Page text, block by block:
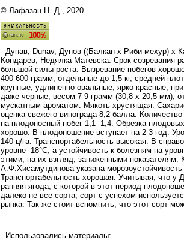
© Лафазан Н. Д., 2020.
Дунав, Dunav, Дунов ((Балкан х Риби мехур) х
Кондарев, Недялка Матевска. Срок созревания
большой силы роста. Вызревание побегов
400-600 грамм, отдельные до 1,5 кг, средней
крупные, удлиненно-овальные, ярко-красные,
даже черные, весом 7-9 грамм (30,8 x 20,5 мм),
мускатным ароматом. Мякоть хрустящая.
оценка свежего винограда 8,2 балла.
на плодоносный побег 1,1- 1,4. Обрезка
хорошо. В плодоношение вступает на 2-3 год.
140 ц/га. Транспортабельность высокая. В
уровне -18°С, а устойчивость к болезням на
этими, на их взгляд, заниженными показателям.
А.Ф.Хисамутдинова указана
Транспортабельность хорошая. Учитывая, что у
ранняя ягода, с которой в этот период
далеко не все сорта, сорт с успехом
рынка. Так же стоит вспомнить, что этот сорт
Использовались материалы: